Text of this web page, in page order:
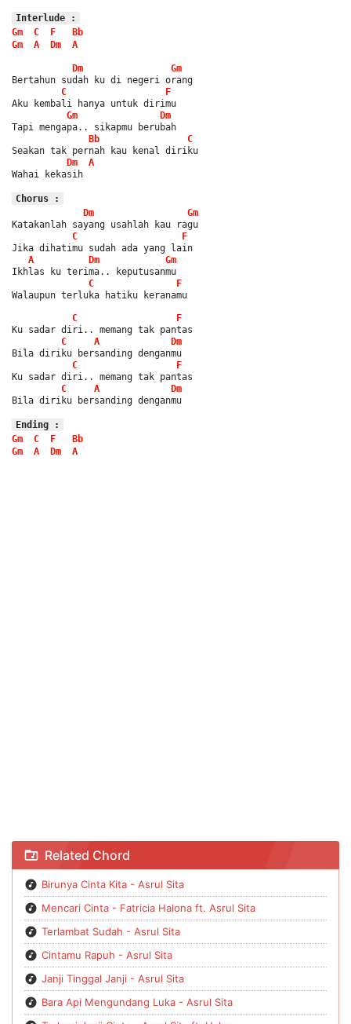
Interlude :
Gm
C F
Bb
Gm
A Dm A
Dm
Gm
Bertahun sudah ku di negeri orang
C
F
Aku kembali hanya untuk dirimu
Gm
Dm
Tapi mengapa.. sikapmu berubah
Bb
C
Seakan tak pernah kau kenal diriku
Dm
A
Wahai kekasih
Chorus :
Dm
Gm
Katakanlah sayang usahlah kau ragu
C
F
Jika dihatimu sudah ada yang lain
A
Dm
Gm
Ikhlas ku terima.. keputusanmu
C
F
Walaupun terluka hatiku keranamu
C
F
Ku sadar diri.. memang tak pantas
C
A
Dm
Bila diriku bersanding denganmu
C
F
Ku sadar diri.. memang tak pantas
C
A
Dm
Bila diriku bersanding denganmu
Ending :
Gm
C F
Bb
Gm
A Dm A
Chord Katakanlah - Asrul Sita
Related Chord
Birunya Cinta Kita - Asrul Sita
Mencari Cinta - Fatricia Halona ft. Asrul Sita
Terlambat Sudah - Asrul Sita
Cintamu Rapuh - Asrul Sita
Janji Tinggal Janji - Asrul Sita
Bara Api Mengundang Luka - Asrul Sita